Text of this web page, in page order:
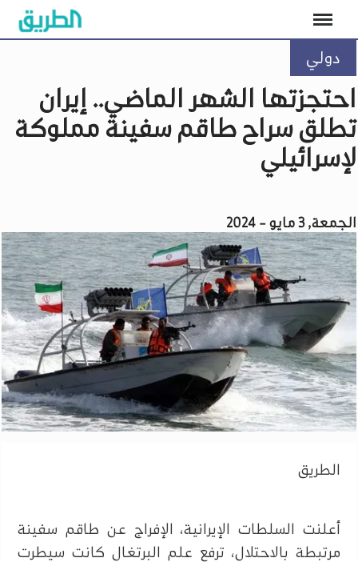
دولي
احتجزتها الشهر الماضي.. إيران
تطلق سراح طاقم سفينة مملوكة
لإسرائيلي
الجمعة, 3 مايو - 2024
الطريق
أعلنت السلطات الإيرانية، الإفراج عن طاقم سفينة
مرتبطة بالاحتلال، ترفع علم البرتغال كانت سيطرت